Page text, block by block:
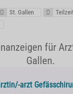
St. Gallen
für
Gallen.
arzt